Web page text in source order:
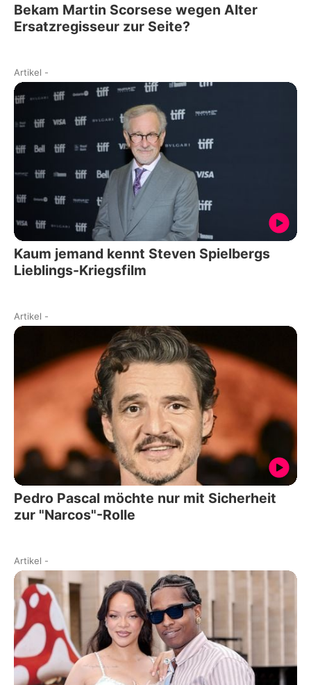
Bekam Martin Scorsese wegen Alter
Ersatzregisseur zur Seite?
Artikel -
Kaum jemand kennt Steven Spielbergs
Lieblings-Kriegsfilm
Artikel -
Pedro Pascal möchte nur mit Sicherheit
zur "Narcos"-Rolle
Artikel -